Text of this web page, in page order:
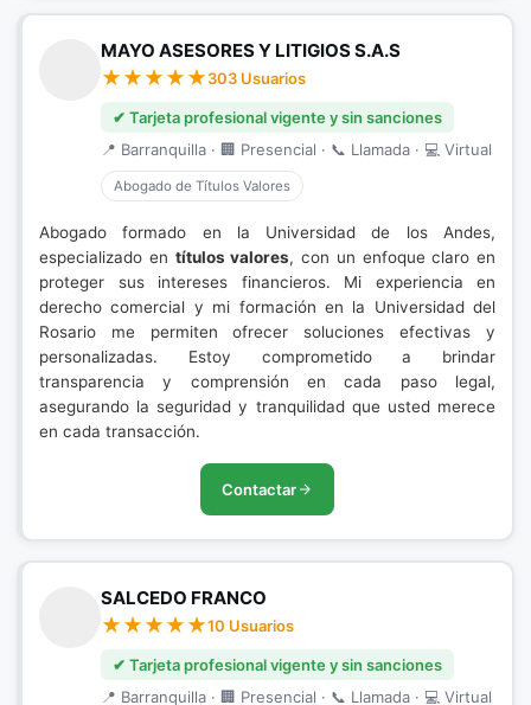
MAYO ASESORES Y LITIGIOS S.A.S
303 Usuarios
✔ Tarjeta profesional vigente y sin sanciones
📍 Barranquilla · 🏢 Presencial · 📞 Llamada · 💻 Virtual
Abogado de Títulos Valores
Abogado formado en la Universidad de los Andes,
especializado en títulos valores, con un enfoque claro en
proteger sus intereses financieros. Mi experiencia en
derecho comercial y mi formación en la Universidad del
Rosario me permiten ofrecer soluciones efectivas y
personalizadas. Estoy comprometido a brindar
transparencia y comprensión en cada paso legal,
asegurando la seguridad y tranquilidad que usted merece
en cada transacción.
Contactar
SALCEDO FRANCO
10 Usuarios
✔ Tarjeta profesional vigente y sin sanciones
📍 Barranquilla · 🏢 Presencial · 📞 Llamada · 💻 Virtual